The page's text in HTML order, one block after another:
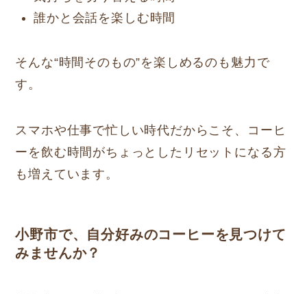
誰かと会話を楽しむ時間
そんな“時間そのもの”を楽しめるのも魅力で
す。
スマホや仕事で忙しい時代だからこそ、コーヒ
ーを飲む時間がちょっとしたリセットになる方
も増えています。
小野市で、自分好みのコーヒーを見つけて
みませんか？